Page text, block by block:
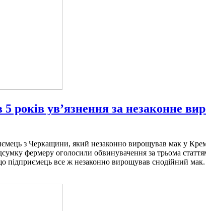
років ув’язнення за незаконне
з Черкащини, який незаконно вирощував мак у
фермеру оголосили обвинувачення за трьома
підприємець все ж незаконно вирощував снодійний